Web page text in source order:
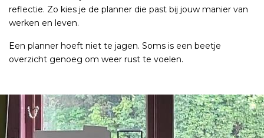
reflectie. Zo kies je de planner die past bij jouw manier van
werken en leven.
Een planner hoeft niet te jagen. Soms is een beetje
overzicht genoeg om weer rust te voelen.